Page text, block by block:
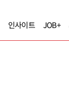
인사이트 JOB+